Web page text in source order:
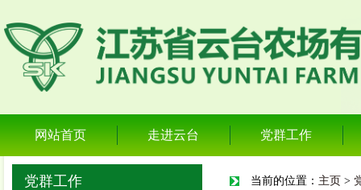
网站首页 走进云台 党群工作
党群工作 当前的位置： 主页 >